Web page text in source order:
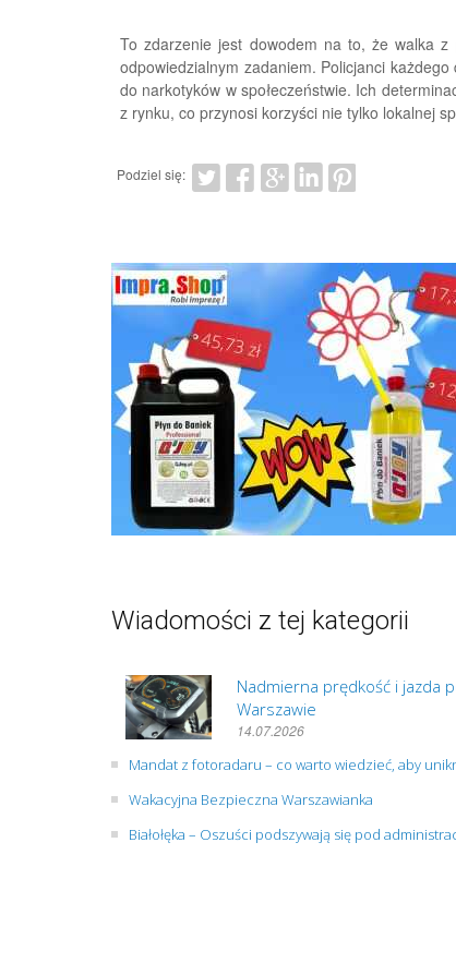
To zdarzenie jest dowodem na to, że walka
odpowiedzialnym zadaniem. Policjanci
do narkotyków w społeczeństwie. Ich
z rynku, co przynosi korzyści nie tylko lokalnej
Podziel się:
Wiadomości z tej kategorii
Nadmierna prędkość i jazda
Warszawie
14.07.2026
Mandat z fotoradaru – co warto wiedzieć, aby
Wakacyjna Bezpieczna Warszawianka
Białołęka – Oszuści podszywają się pod